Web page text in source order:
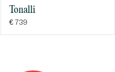
Tonalli
€ 739